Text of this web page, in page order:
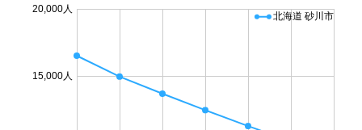
15,000人
20,000人
北海道 砂川市